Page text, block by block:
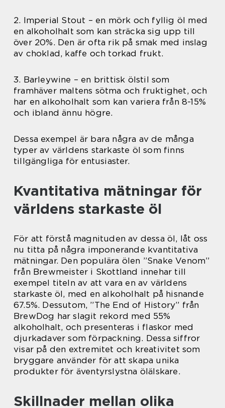
2. Imperial Stout – en mörk och fyllig öl med
en alkoholhalt som kan sträcka sig upp till
över 20%. Den är ofta rik på smak med inslag
av choklad, kaffe och torkad frukt.
3. Barleywine – en brittisk ölstil som
framhäver maltens sötma och fruktighet, och
har en alkoholhalt som kan variera från 8-15%
och ibland ännu högre.
Dessa exempel är bara några av de många
typer av världens starkaste öl som finns
tillgängliga för entusiaster.
Kvantitativa mätningar för
världens starkaste öl
För att förstå magnituden av dessa öl, låt oss
nu titta på några imponerande kvantitativa
mätningar. Den populära ölen ”Snake Venom”
från Brewmeister i Skottland innehar till
exempel titeln av att vara en av världens
starkaste öl, med en alkoholhalt på hisnande
67.5%. Dessutom, ”The End of History” från
BrewDog har slagit rekord med 55%
alkoholhalt, och presenteras i flaskor med
djurkadaver som förpackning. Dessa siffror
visar på den extremitet och kreativitet som
bryggare använder för att skapa unika
produkter för äventyrslystna ölälskare.
Skillnader mellan olika